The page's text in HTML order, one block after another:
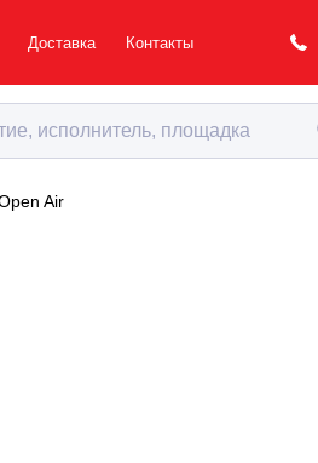
Доставка Контакты
Air